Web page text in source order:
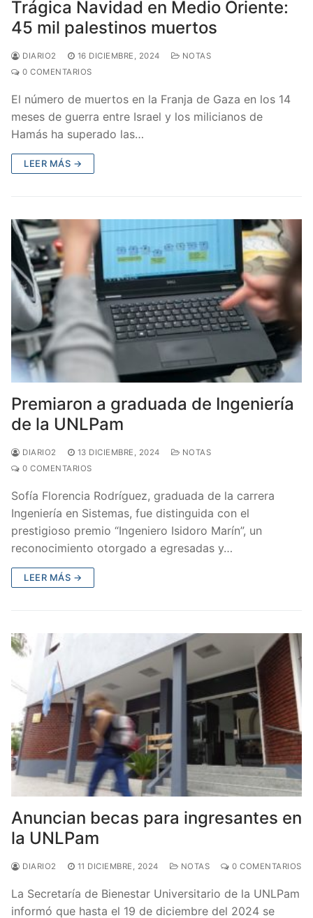
Trágica Navidad en Medio Oriente:
45 mil palestinos muertos
DIARIO2 16 DICIEMBRE, 2024
NOTAS
0 COMENTARIOS
El número de muertos en la Franja de Gaza en los 14
meses de guerra entre Israel y los milicianos de
Hamás ha superado las…
LEER MÁS →
Premiaron a graduada de Ingeniería
de la UNLPam
DIARIO2 13 DICIEMBRE, 2024
NOTAS
0 COMENTARIOS
Sofía Florencia Rodríguez, graduada de la carrera
Ingeniería en Sistemas, fue distinguida con el
prestigioso premio “Ingeniero Isidoro Marín”, un
reconocimiento otorgado a egresadas y…
LEER MÁS →
Anuncian becas para ingresantes en
la UNLPam
DIARIO2 11 DICIEMBRE, 2024 NOTAS 0 COMENTARIOS
La Secretaría de Bienestar Universitario de la UNLPam
informó que hasta el 19 de diciembre del 2024 se